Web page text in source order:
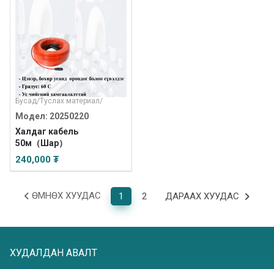
Бусад/Туслах материал/
Модел: 20250220
Халдаг кабель
50м（Шар）
240,000 ₮
ӨМНӨХ ХУУДАС 1 2 ДАРААХ ХУУДАС
ХУДАЛДАН АВАЛТ